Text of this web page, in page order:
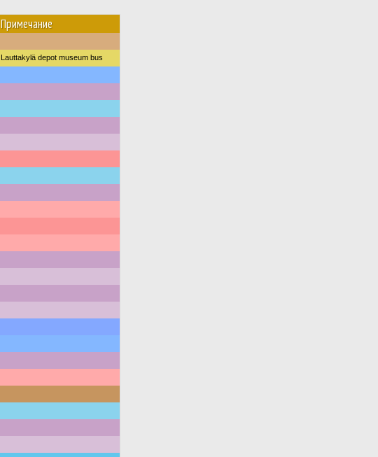
Примечание
Lauttakylä depot museum bus